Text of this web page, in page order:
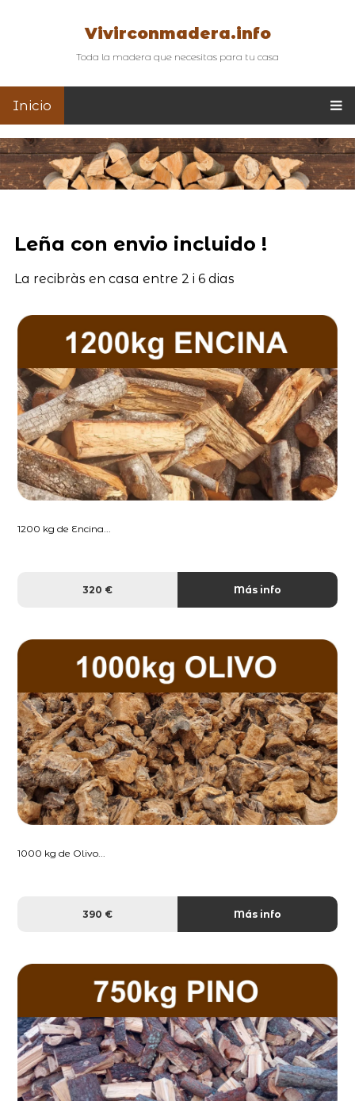
Vivirconmadera.info
Toda la madera que necesitas para tu casa
Inicio
Leña con envio incluido !
La recibràs en casa entre 2 i 6 dias
1200 kg de Encina...
320 € Más info
1000 kg de Olivo...
390 € Más info